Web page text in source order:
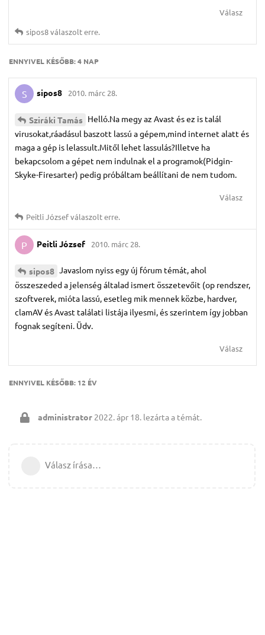
Válasz
sipos8válaszolt erre.
ENNYIVEL KÉSŐBB:4 NAP
S sipos8 2010. márc 28.
Sziráki Tamás Helló.Na megy az Avast és ez is talál
virusokat,ráadásul baszott lassú a gépem,mind internet alatt és
maga a gép is lelassult.Mitől lehet lassulás?Illetve ha
bekapcsolom a gépet nem indulnak el a programok(Pidgin-
Skyke-Firesarter) pedig próbáltam beállítani de nem tudom.
Válasz
Peitli Józsefválaszolt erre.
P Peitli József 2010. márc 28.
sipos8 Javaslom nyiss egy új fórum témát, ahol
összeszeded a jelenség általad ismert összetevőit (op rendszer,
szoftverek, mióta lassú, esetleg mik mennek közbe, hardver,
clamAV és Avast találati listája ilyesmi, és szerintem így jobban
fognak segíteni. Üdv.
Válasz
ENNYIVEL KÉSŐBB: 12 ÉV
administrator 2022. ápr 18. lezárta a témát.
Válasz írása…